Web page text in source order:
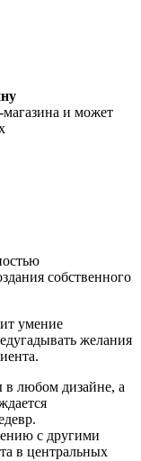
магазина и может
собственного
умение
желания
в любом дизайне, а
с другими
в центральных